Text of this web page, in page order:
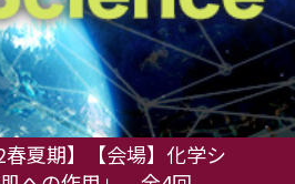
春夏期】【会場】化学シ